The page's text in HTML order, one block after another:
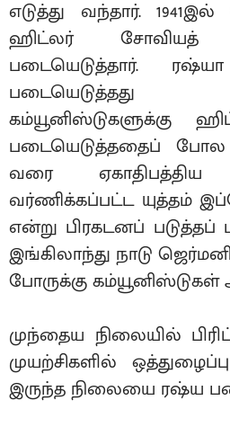
எடுத்து வந்தார்.
ஹிட்லர் சோவியத்
படையெடுத்தார்.
கம்யூனிஸ்டுகளுக்கு
படையெடுத்ததைப்
வரை
வர்ணிக்கப்பட்ட யுத்தம்
என்று பிரகடனப்
இங்கிலாந்து நாடு
போருக்கு
முந்தைய நிலையில்
முயற்சிகளில்
இருந்த நிலையை ரஷ்ய